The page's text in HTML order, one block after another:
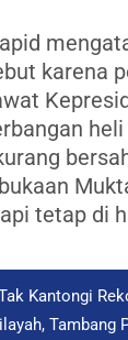
karena
tetap di
Kantongi
Tambang